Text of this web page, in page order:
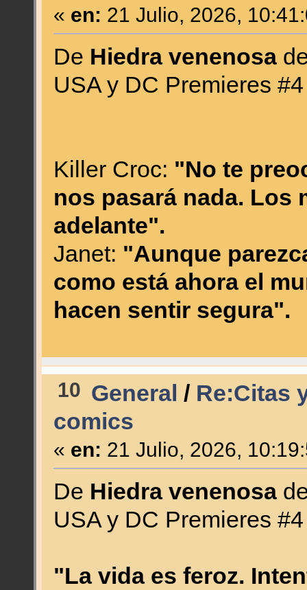
« en: 21 Julio, 2026,
De Hiedra venenosa
USA y DC Premieres
Killer Croc: "No te
nos pasará nada. Los
adelante".
Janet: "Aunque
como está ahora el
hacen sentir segura".
10 General / Re:Citas
comics
« en: 21 Julio, 2026,
De Hiedra venenosa
USA y DC Premieres
"La vida es feroz.